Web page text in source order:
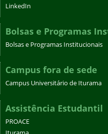
LinkedIn
Bolsas e Programas
Bolsas e Programas Institucionais
Campus fora de sede
Campus Universitário de Iturama
Assistência Estudantil
PROACE